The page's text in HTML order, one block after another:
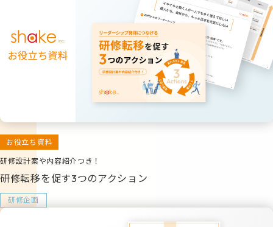
お役立ち資料
研修設計案や内容紹介つき！
研修転移を促す3つのアクション
研修企画